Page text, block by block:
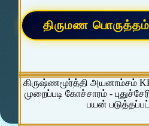
கிருஷ்ணமூர்த்தி அயனாம்சம் KP
முறைப்படி கோச்சாரம் -
பயன்